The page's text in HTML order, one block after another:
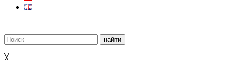
╳